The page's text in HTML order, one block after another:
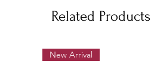
Related Products
New Arrival